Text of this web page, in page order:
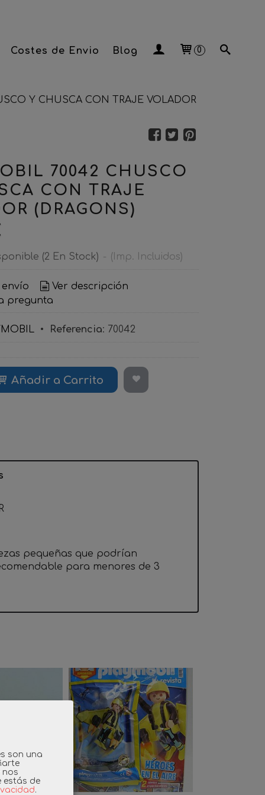
Costes de Envio Blog 0
Y CHUSCA CON TRAJE VOLADOR
70042 CHUSCO
CON TRAJE
(DRAGONS)
(2 En Stock) - (Imp. Incluidos)
envío
Ver descripción
pregunta
• Referencia: 70042
Añadir a Carrito
pequeñas que podrían
para menores de 3
son una
nos
estás de
.